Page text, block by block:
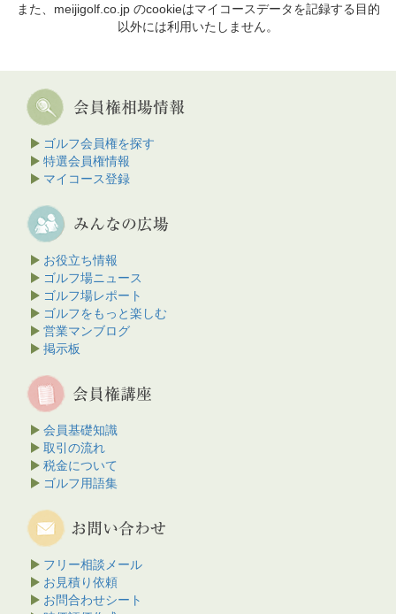
また、meijigolf.co.jp のcookieはマイコースデータを記録する目的
以外には利用いたしません。
ゴルフ会員権を探す
特選会員権情報
マイコース登録
お役立ち情報
ゴルフ場ニュース
ゴルフ場レポート
ゴルフをもっと楽しむ
営業マンブログ
掲示板
会員基礎知識
取引の流れ
税金について
ゴルフ用語集
フリー相談メール
お見積り依頼
お問合わせシート